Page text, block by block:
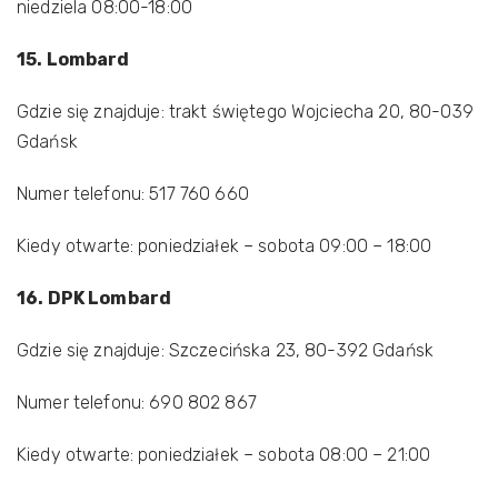
niedziela 08:00-18:00
15. Lombard
Gdzie się znajduje: trakt świętego Wojciecha 20, 80-039
Gdańsk
Numer telefonu: 517 760 660
Kiedy otwarte: poniedziałek – sobota 09:00 – 18:00
16. DPK Lombard
Gdzie się znajduje: Szczecińska 23, 80-392 Gdańsk
Numer telefonu: 690 802 867
Kiedy otwarte: poniedziałek – sobota 08:00 – 21:00